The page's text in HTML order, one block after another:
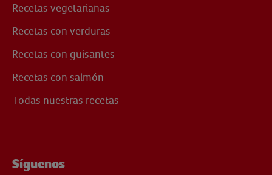
Recetas vegetarianas
Recetas con verduras
Recetas con guisantes
Recetas con salmón
Todas nuestras recetas
Síguenos